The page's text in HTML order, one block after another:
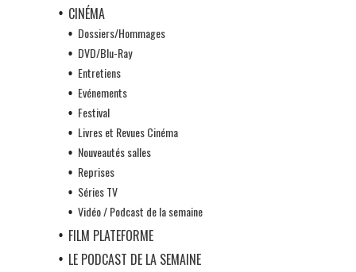
CINÉMA
Dossiers/Hommages
DVD/Blu-Ray
Entretiens
Evénements
Festival
Livres et Revues Cinéma
Nouveautés salles
Reprises
Séries TV
Vidéo / Podcast de la semaine
FILM PLATEFORME
LE PODCAST DE LA SEMAINE